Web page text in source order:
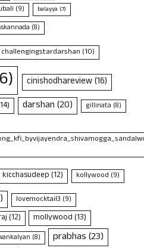
(9) balayya (7)
(8)
challengingstardarshan (10)
cinishodhareview(16)
darshan(20) gillinata (8)
kicchasudeep(12) kollywood (9)
lovemocktail3 (9)
(12) mollywood(13)
(8) prabhas(23)